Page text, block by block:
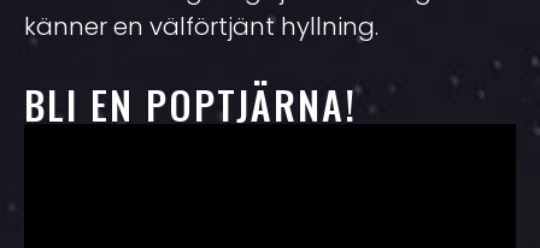
känner en välförtjänt hyllning.
BLI EN POPTJÄRNA!